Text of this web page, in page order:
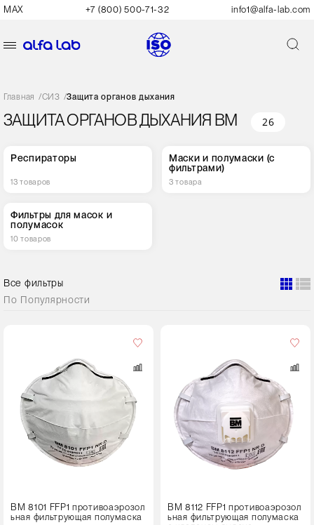
MAX +7 (800) 500-71-32 info1@alfa-lab.com
Главная /СИЗ /Защита органов дыхания
ЗАЩИТА ОРГАНОВ ДЫХАНИЯ ВМ 26
Респираторы
13 товаров
Маски и полумаски (с
фильтрами)
3 товара
Фильтры для масок и
полумасок
10 товаров
Все фильтры
По Популярности
ВМ 8101 FFP1 противоаэрозол
ьная фильтрующая полумаска
ВМ 8112 FFP1 противоаэрозол
ьная фильтрующая полумаска
10 штук